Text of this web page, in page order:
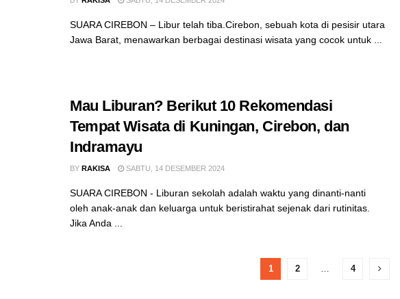
SUARA CIREBON – Libur telah tiba.Cirebon, sebuah kota di pesisir utara
Jawa Barat, menawarkan berbagai destinasi wisata yang cocok untuk ...
Mau Liburan? Berikut 10 Rekomendasi
Tempat Wisata di Kuningan, Cirebon, dan
Indramayu
BY RAKISA SABTU, 14 DESEMBER 2024
SUARA CIREBON - Liburan sekolah adalah waktu yang dinanti-nanti
oleh anak-anak dan keluarga untuk beristirahat sejenak dari rutinitas.
Jika Anda ...
1 2 … 4